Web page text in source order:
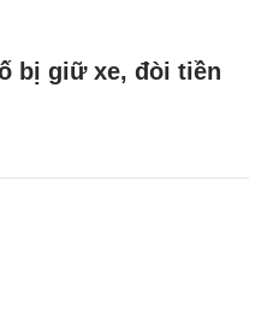
bị giữ xe, đòi tiền